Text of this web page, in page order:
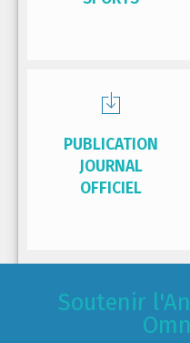
PUBLICATION
JOURNAL
OFFICIEL
Soutenir